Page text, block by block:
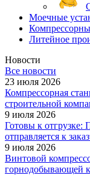
Моечные
Литейное
Новости
Все новости
23 июля 2026
Компрессорная
строительной
9 июля 2026
Готовы к отгрузке:
отправляется к
9 июля 2026
Винтовой
горнодобывающей